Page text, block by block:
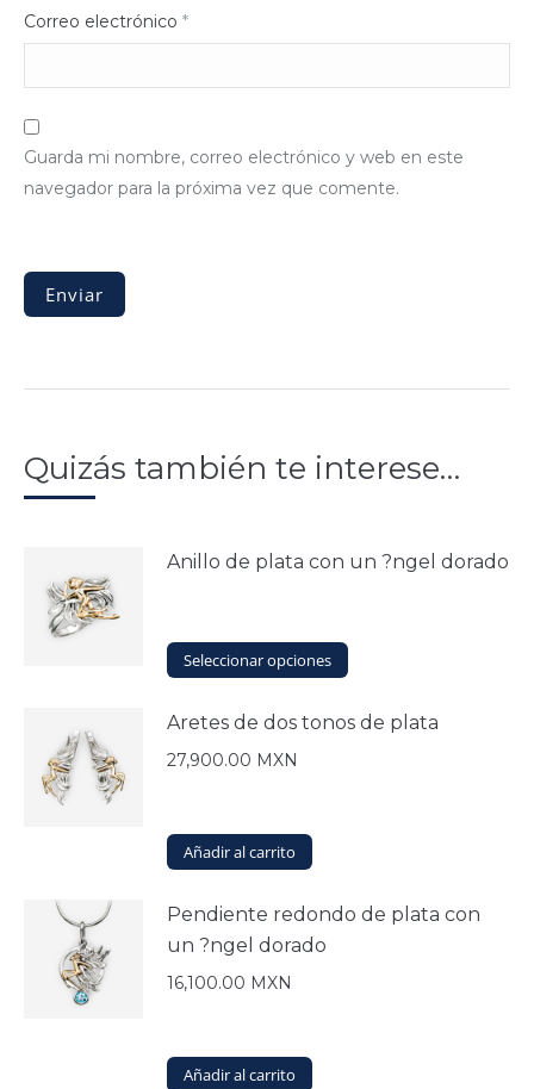
Correo electrónico *
Guarda mi nombre, correo electrónico y web en este
navegador para la próxima vez que comente.
Quizás también te interese…
Anillo de plata con un ?ngel dorado
Seleccionar opciones
Este
producto
múltiples
la
Aretes de dos tonos de plata
27,900.00 MXN
Añadir al carrito
Pendiente redondo de plata con
un ?ngel dorado
16,100.00 MXN
Añadir al carrito